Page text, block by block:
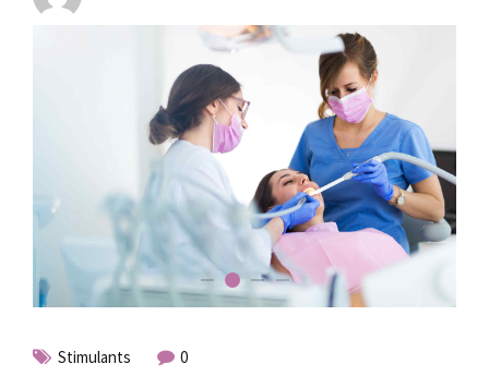
Stimulants 0